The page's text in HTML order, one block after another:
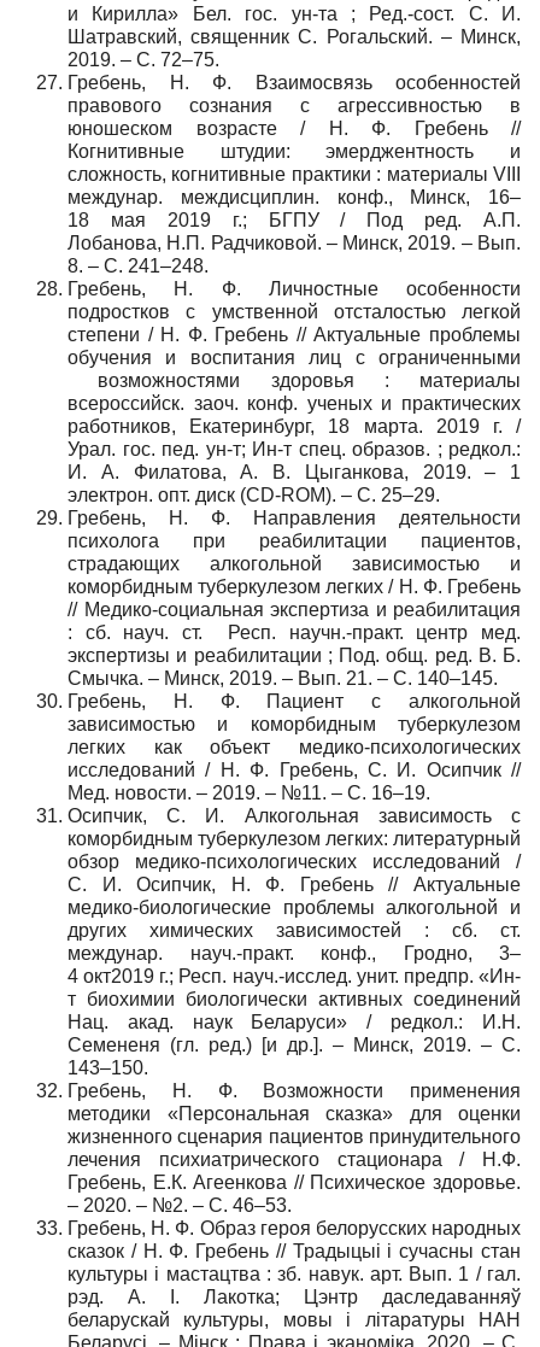
и Кирилла» Бел. гос. ун-та ; Ред.-сост. С. И.
Шатравский, священник С. Рогальский. – Минск,
2019. – С. 72–75.
Гребень, Н. Ф. Взаимосвязь особенностей
правового сознания с агрессивностью в
юношеском возрасте / Н. Ф. Гребень //
Когнитивные штудии: эмерджентность и
сложность, когнитивные практики : материалы VIII
междунар. междисциплин. конф., Минск, 16–
18 мая 2019 г.; БГПУ / Под ред. А.П.
Лобанова, Н.П. Радчиковой. – Минск, 2019. – Вып.
8. – С. 241–248.
Гребень, Н. Ф. Личностные особенности
подростков с умственной отсталостью легкой
степени / Н. Ф. Гребень // Актуальные проблемы
обучения и воспитания лиц с ограниченными
возможностями здоровья : материалы
всероссийск. заоч. конф. ученых и практических
работников, Екатеринбург, 18 марта. 2019 г. /
Урал. гос. пед. ун-т; Ин-т спец. образов. ; редкол.:
И. А. Филатова, А. В. Цыганкова, 2019. – 1
электрон. опт. диск (CD-ROM). – С. 25–29.
Гребень, Н. Ф. Направления деятельности
психолога при реабилитации пациентов,
страдающих алкогольной зависимостью и
коморбидным туберкулезом легких / Н. Ф. Гребень
// Медико-социальная экспертиза и реабилитация
: сб. науч. ст. Респ. научн.-практ. центр мед.
экспертизы и реабилитации ; Под. общ. ред. В. Б.
Смычка. – Минск, 2019. – Вып. 21. – С. 140–145.
Гребень, Н. Ф. Пациент с алкогольной
зависимостью и коморбидным туберкулезом
легких как объект медико-психологических
исследований / Н. Ф. Гребень, С. И. Осипчик //
Мед. новости. – 2019. – №11. – С. 16–19.
Осипчик, С. И. Алкогольная зависимость с
коморбидным туберкулезом легких: литературный
обзор медико-психологических исследований /
С. И. Осипчик, Н. Ф. Гребень // Актуальные
медико-биологические проблемы алкогольной и
других химических зависимостей : сб. ст.
междунар. науч.-практ. конф., Гродно, 3–
4 окт2019 г.; Респ. науч.-исслед. унит. предпр. «Ин-
т биохимии биологически активных соединений
Нац. акад. наук Беларуси» / редкол.: И.Н.
Семененя (гл. ред.) [и др.]. – Минск, 2019. – С.
143–150.
Гребень, Н. Ф. Возможности применения
методики «Персональная сказка» для оценки
жизненного сценария пациентов принудительного
лечения психиатрического стационара / Н.Ф.
Гребень, Е.К. Агеенкова // Психическое здоровье.
– 2020. – №2. – С. 46–53.
Гребень, Н. Ф. Образ героя белорусских народных
сказок / Н. Ф. Гребень // Традыцыі і сучасны стан
культуры і мастацтва : зб. навук. арт. Вып. 1 / гал.
рэд. А. І. Лакотка; Цэнтр даследаванняў
беларускай культуры, мовы і літаратуры НАН
Беларусі. – Мінск : Права і эканоміка, 2020. – С.